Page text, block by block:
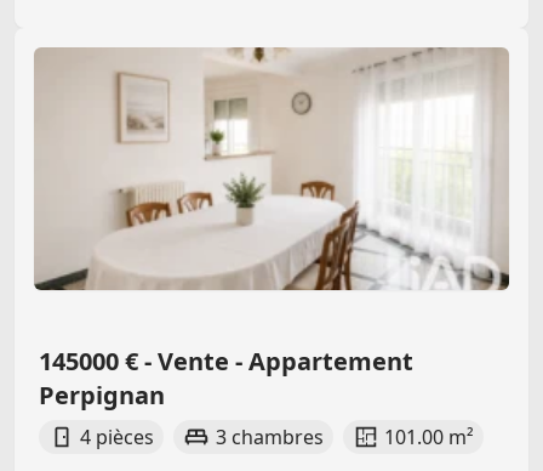
145000 € - Vente - Appartement
Perpignan
4 pièces 3 chambres
101.00 m²